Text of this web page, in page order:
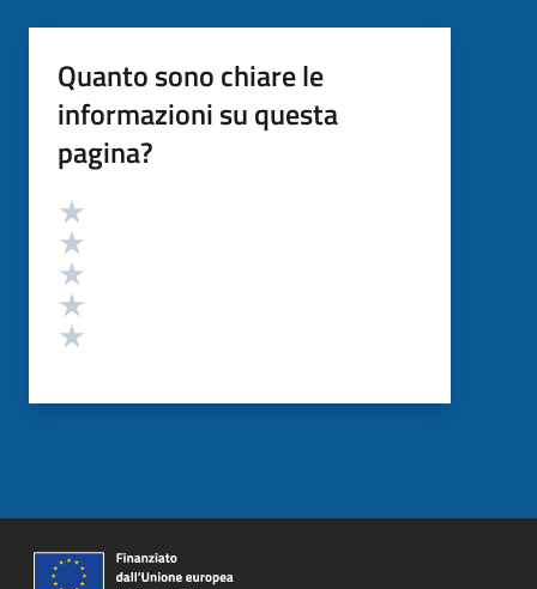
Quanto sono chiare le
informazioni su questa
pagina?
Valutazione